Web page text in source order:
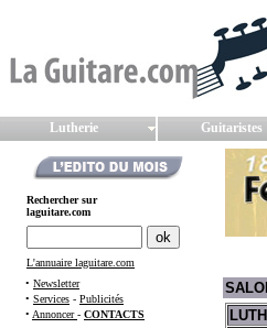
Lutherie Guitaristes
Rechercher sur
laguitare.com
L'annuaire laguitare.com
• Newsletter
• Services - Publicités
• Annoncer- CONTACTS